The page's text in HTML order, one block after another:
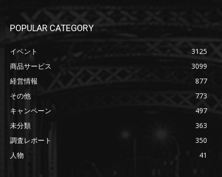
POPULAR CATEGORY
イベント
3125
商品サービス
3099
経営情報
877
その他
773
キャンペーン
497
未分類
363
調査レポート
350
人物
41